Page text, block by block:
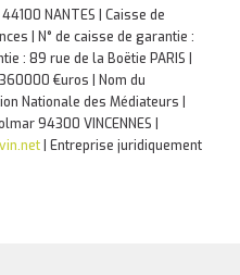
NANTES | Caisse de
| N° de caisse de garantie :
: 89 rue de la Boëtie PARIS |
€uros | Nom du
Nationale des Médiateurs |
94300 VINCENNES |
Entreprise juridiquement